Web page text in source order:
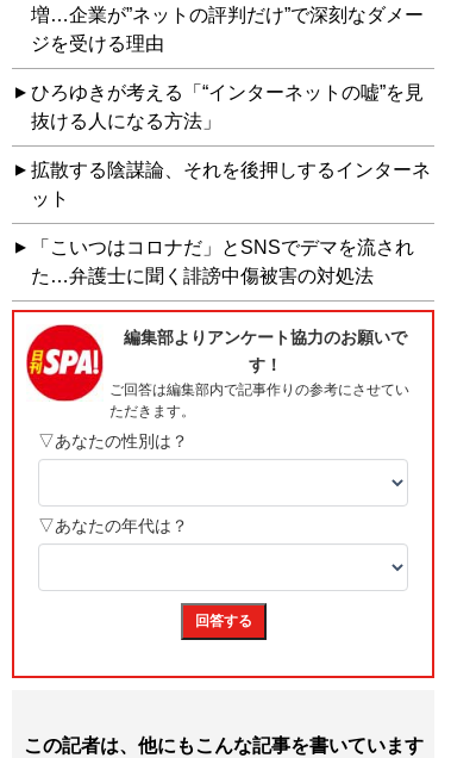
増…企業が”ネットの評判だけ”で深刻なダメー
ジを受ける理由
ひろゆきが考える「“インターネットの嘘”を見
抜ける人になる方法」
拡散する陰謀論、それを後押しするインターネ
ット
「こいつはコロナだ」とSNSでデマを流され
た…弁護士に聞く誹謗中傷被害の対処法
この記者は、他にもこんな記事を書いています